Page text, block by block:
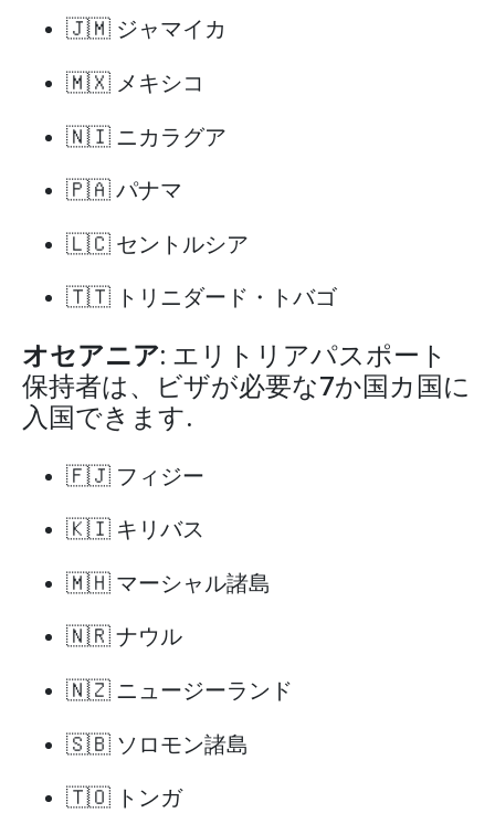
🇯🇲 ジャマイカ
🇲🇽 メキシコ
🇳🇮 ニカラグア
🇵🇦 パナマ
🇱🇨 セントルシア
🇹🇹 トリニダード・トバゴ
オセアニア: エリトリアパスポート
保持者は、ビザが必要な7か国カ国に
入国できます.
🇫🇯 フィジー
🇰🇮 キリバス
🇲🇭 マーシャル諸島
🇳🇷 ナウル
🇳🇿 ニュージーランド
🇸🇧 ソロモン諸島
🇹🇴 トンガ